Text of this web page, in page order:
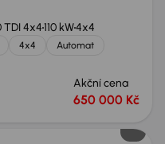
TDI 4x4110 kW4x4
4x4
Automat
Akční cena
650 000 Kč